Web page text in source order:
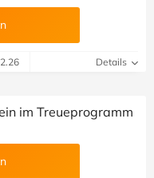
Details
im Treueprogramm